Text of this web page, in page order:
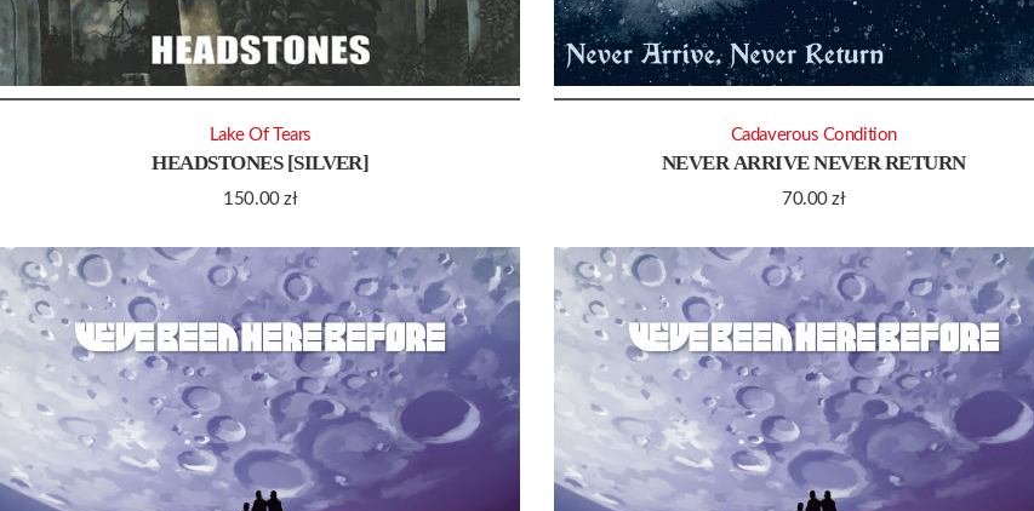
HEADSTONES [SILVER]
150.00zł
Lake Of Tears
NEVER ARRIVE NEVER RETURN
70.00zł
Cadaverous Condition